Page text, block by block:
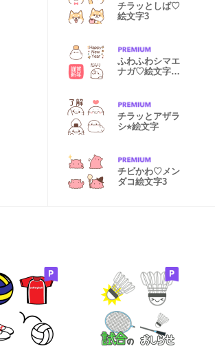
チラッとしば♡
絵文字3
ふわふわシマエ
ナガ♡絵文字お
チラッとアザラ
シ⭐︎絵文字
チビかわ♡メン
ダコ絵文字3